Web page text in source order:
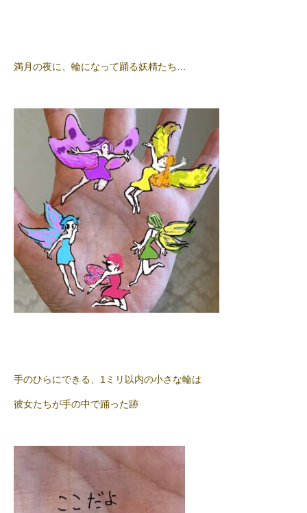
満月の夜に、輪になって踊る妖精たち…
手のひらにできる、1ミリ以内の小さな輪は
彼女たちが手の中で踊った跡